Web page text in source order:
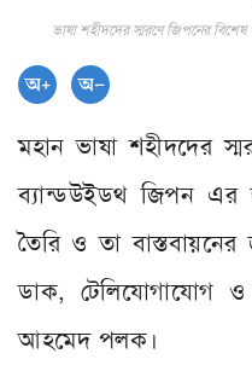
ভাষা শহীদদের স্মরণে জিপনের বিশেষ
মহান ভাষা শহীদদের
ব্যান্ডউইডথ জিপন এর
তৈরি ও তা বাস্তবায়নের
ডাক, টেলিযোগাযোগ ও
আহমেদ পলক।